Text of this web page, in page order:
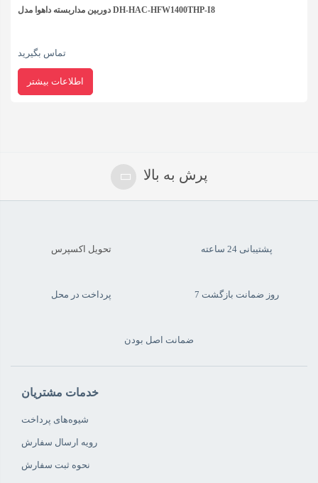
دوربین مداربسته داهوا مدل DH-HAC-HFW1400THP-I8
تماس بگیرید
اطلاعات بیشتر
پرش به بالا
تحویل اکسپرس پشتیبانی 24 ساعته
پرداخت در محل 7 روز ضمانت بازگشت
ضمانت اصل بودن
خدمات مشتریان
شیوه‌های پرداخت
رویه ارسال سفارش
نحوه ثبت سفارش